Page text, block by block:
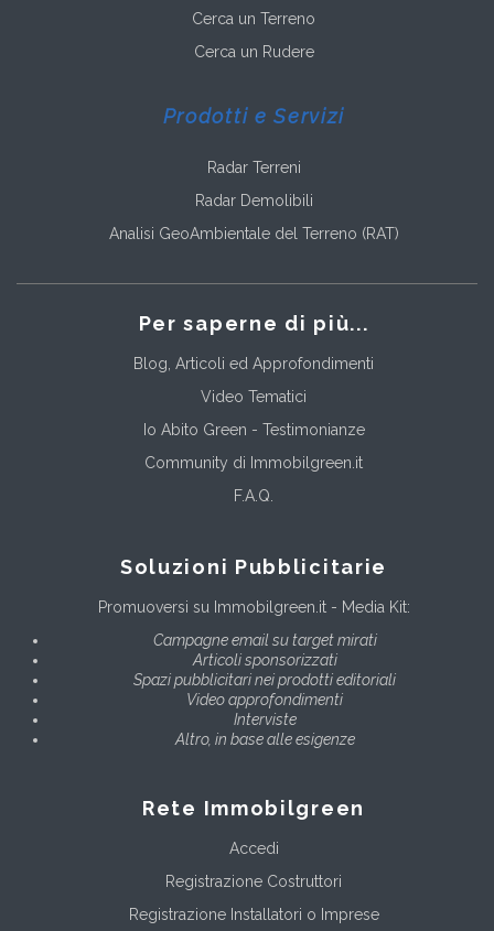
Cerca un Terreno
Cerca un Rudere
Prodotti e Servizi
Radar Terreni
Radar Demolibili
Analisi GeoAmbientale del Terreno (RAT)
Per saperne di più...
Blog, Articoli ed Approfondimenti
Video Tematici
Io Abito Green - Testimonianze
Community di Immobilgreen.it
F.A.Q.
Soluzioni Pubblicitarie
Promuoversi su Immobilgreen.it - Media Kit:
Campagne email su target mirati
Articoli sponsorizzati
Spazi pubblicitari nei prodotti editoriali
Video approfondimenti
Interviste
Altro, in base alle esigenze
Rete Immobilgreen
Accedi
Registrazione Costruttori
Registrazione Installatori o Imprese